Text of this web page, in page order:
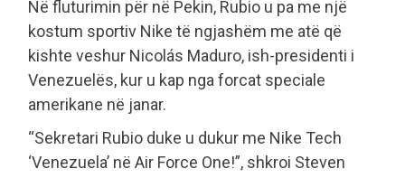
Në fluturimin për në Pekin, Rubio u pa me një
kostum sportiv Nike të ngjashëm me atë që
kishte veshur Nicolás Maduro, ish-presidenti i
Venezuelës, kur u kap nga forcat speciale
amerikane në janar.
“Sekretari Rubio duke u dukur me Nike Tech
‘Venezuela’ në Air Force One!”, shkroi Steven